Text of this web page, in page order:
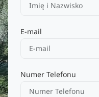
E-mail
Numer Telefonu